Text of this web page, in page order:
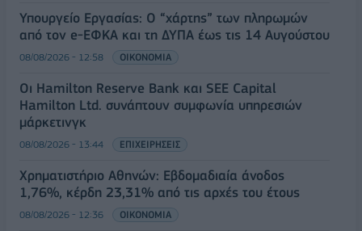
Υπουργείο Εργασίας: Ο “χάρτης” των πληρωμών
από τον e-ΕΦΚΑ και τη ΔΥΠΑ έως τις 14 Αυγούστου
08/08/2026 - 12:58 ΟΙΚΟΝΟΜΙΑ
Οι Hamilton Reserve Bank και SEE Capital
Hamilton Ltd. συνάπτουν συμφωνία υπηρεσιών
μάρκετινγκ
08/08/2026 - 13:44 ΕΠΙΧΕΙΡΗΣΕΙΣ
Χρηματιστήριο Αθηνών: Εβδομαδιαία άνοδος
1,76%, κέρδη 23,31% από τις αρχές του έτους
08/08/2026 - 12:36 ΟΙΚΟΝΟΜΙΑ